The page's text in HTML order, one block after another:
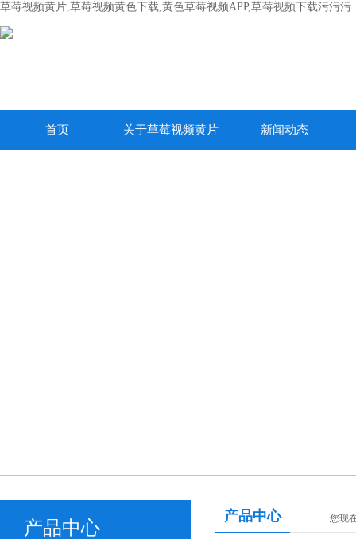
草莓视频黄片,草莓视频黄色下载,黄色草莓视频APP,草莓视频下载污污污
首页 关于草莓视频黄片 新闻动态
产品中心
产品中心 您现在